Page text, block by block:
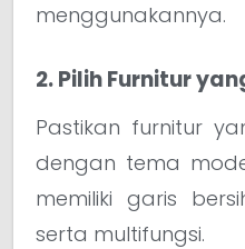
menggunakannya.
2. Pilih Furnitur
Pastikan furnitur
dengan tema
memiliki garis
serta multifungsi.